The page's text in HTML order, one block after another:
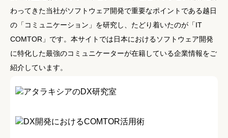
わってきた当社がソフトウェア開発で重要なポイントである越日
の「コミュニケーション」を研究し、たどり着いたのが「IT
COMTOR」です。本サイトでは日本におけるソフトウェア開発
に特化した最強のコミュニケーターが在籍している企業情報をご
紹介しています。
アタラキシアのDX研究室
DX開発におけるCOMTOR活用術